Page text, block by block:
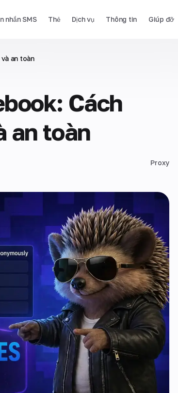
nhắn SMS Thẻ Dịch vụ Thông tin Giúp đỡ
an toàn
Cách
an toàn
Proxy